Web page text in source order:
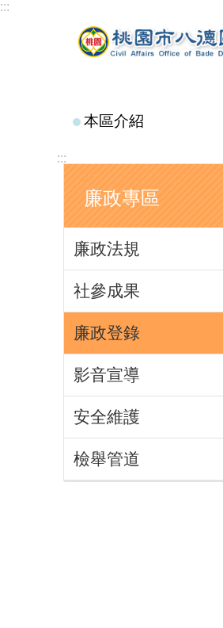
跳到主要內容區塊
:::
本區介紹
:::
廉政專區
廉政法規
社參成果
廉政登錄
影音宣導
安全維護
檢舉管道